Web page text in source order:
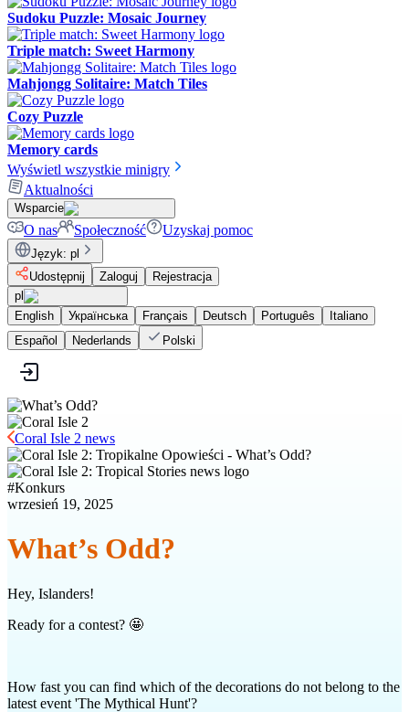
Sudoku Puzzle: Mosaic Journey
Triple match: Sweet Harmony
Mahjongg Solitaire: Match Tiles
Cozy Puzzle
Memory cards
Wyświetl wszystkie minigry
Aktualności
Wsparcie
O nas Społeczność Uzyskaj pomoc
Język: pl
Udostępnij
Zaloguj
Rejestracja
pl
English
Українська Français Deutsch Português
Italiano
Español
Nederlands Polski
Coral Isle 2 news
#Konkurs
wrzesień 19, 2025
What’s Odd?
Hey, Islanders!
Ready for a contest? 🤩
How fast you can find which of the decorations do not belong to the
latest event 'The Mythical Hunt'?